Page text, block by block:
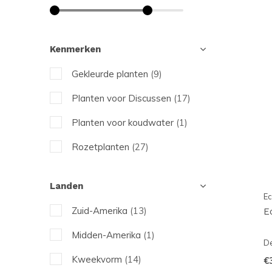
Asparagaceae
Bacopa
Blyxa
Bolbitis
Bucephalandra
Ceratopteris
Chihiros Doctor
Chlorophytum
Cladophora
Kenmerken
Gekleurde planten (9)
Planten voor Discussen (17)
Planten voor koudwater (1)
Rozetplanten (27)
Landen
Zuid-Amerika (13)
Midden-Amerika (1)
Kweekvorm (14)